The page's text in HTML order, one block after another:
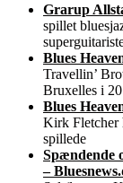
Grarup
spillet
Blues
Travellin’
Bruxelles i
Blues
Kirk Fletcher
spillede
Spændende
–